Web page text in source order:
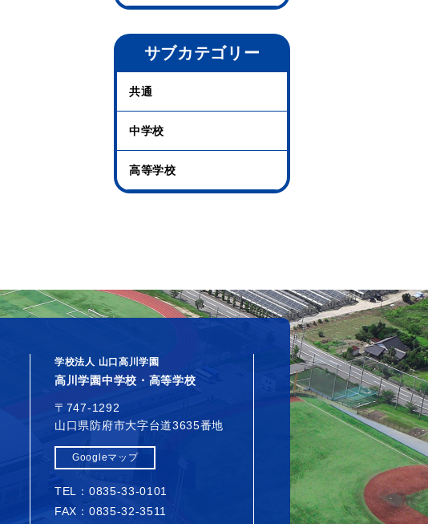
サブカテゴリー
共通
中学校
高等学校
学校法人 山口高川学園
高川学園中学校・高等学校
〒747-1292
山口県防府市大字台道3635番地
Googleマップ
TEL：0835-33-0101
FAX：0835-32-3511